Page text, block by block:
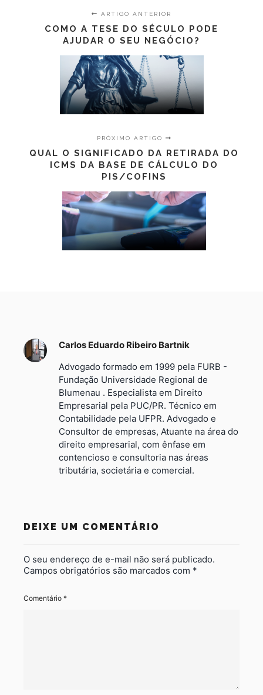
ARTIGO ANTERIOR
COMO A TESE DO SÉCULO PODE
AJUDAR O SEU NEGÓCIO?
PRÓXIMO ARTIGO
QUAL O SIGNIFICADO DA RETIRADA DO
ICMS DA BASE DE CÁLCULO DO
PIS/COFINS
Carlos Eduardo Ribeiro Bartnik
Advogado formado em 1999 pela FURB -
Fundação Universidade Regional de
Blumenau . Especialista em Direito
Empresarial pela PUC/PR. Técnico em
Contabilidade pela UFPR. Advogado e
Consultor de empresas, Atuante na área do
direito empresarial, com ênfase em
contencioso e consultoria nas áreas
tributária, societária e comercial.
DEIXE UM COMENTÁRIO
O seu endereço de e-mail não será publicado.
Campos obrigatórios são marcados com *
Comentário *